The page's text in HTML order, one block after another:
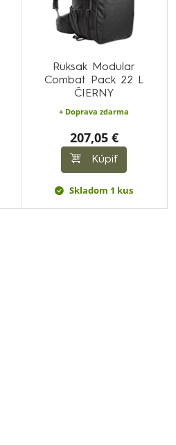
Ruksak Modular
Combat Pack 22 L
ČIERNY
+ Doprava zdarma
207,05 €
Kúpiť
Skladom 1 kus